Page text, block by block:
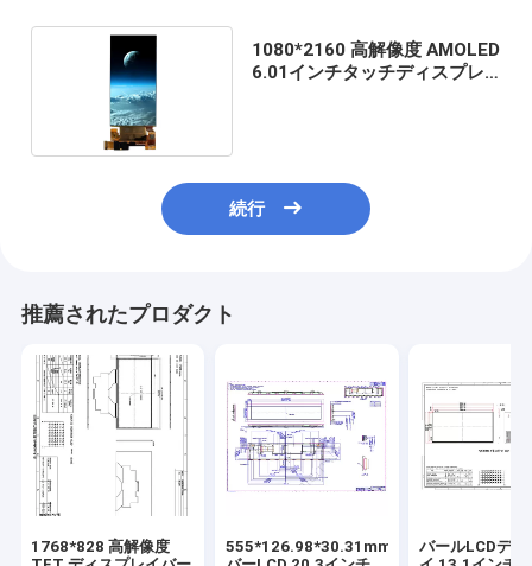
1080*2160 高解像度 AMOLED
6.01インチタッチディスプレ
続行
推薦されたプロダクト
1768*828 高解像度
555*126.98*30.31mm
バールLCDディ